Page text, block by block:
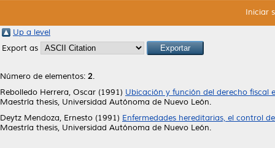
Iniciar
Up a level
Export as
Número de elementos: 2.
Rebolledo Herrera, Oscar (1991) Ubicación y función del derecho fiscal
Maestría thesis, Universidad Autónoma de Nuevo León.
Deytz Mendoza, Ernesto (1991) Enfermedades hereditarias, el control
Maestría thesis, Universidad Autónoma de Nuevo León.